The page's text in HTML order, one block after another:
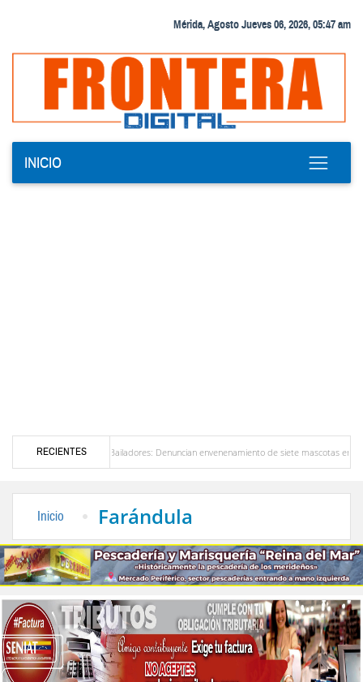
Mérida, Agosto Jueves 06, 2026, 05:47 am
INICIO
RECIENTES
en Bailadores: Denuncian envenenamiento de siete mascotas en El Rincón de La
Inicio Farándula